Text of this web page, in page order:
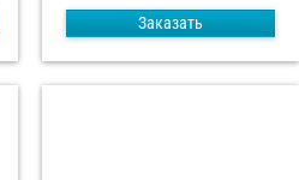
Заказать